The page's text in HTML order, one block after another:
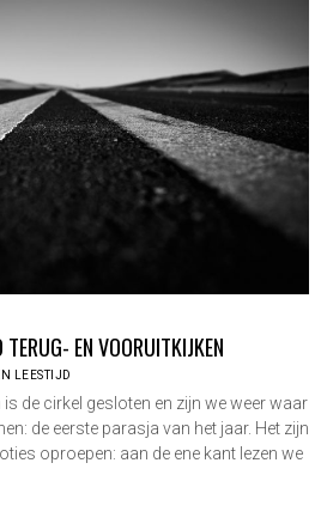
TERUG- EN VOORUITKIJKEN
LEESTIJD
de cirkel gesloten en zijn we weer waar
de eerste parasja van het jaar. Het zijn
oproepen: aan de ene kant lezen we